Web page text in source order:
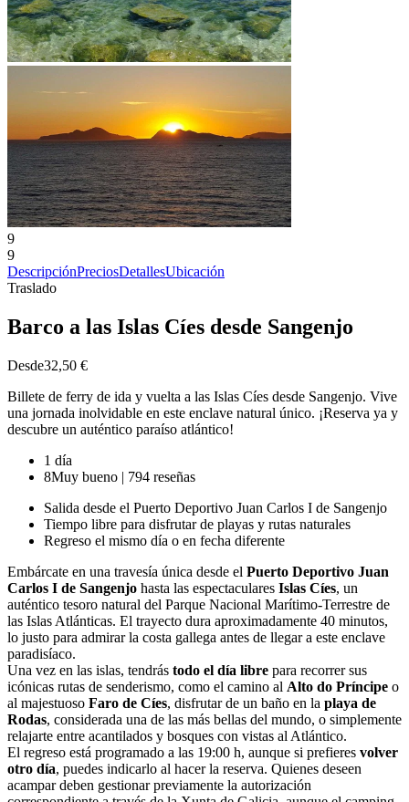
9
9
DescripciónPreciosDetallesUbicación
Traslado
Barco a las Islas Cíes desde Sangenjo
Desde32,50 €
Billete de ferry de ida y vuelta a las Islas Cíes desde Sangenjo. Vive
una jornada inolvidable en este enclave natural único. ¡Reserva ya y
descubre un auténtico paraíso atlántico!
1 día
8Muy bueno | 794 reseñas
Salida desde el Puerto Deportivo Juan Carlos I de Sangenjo
Tiempo libre para disfrutar de playas y rutas naturales
Regreso el mismo día o en fecha diferente
Embárcate en una travesía única desde el Puerto Deportivo Juan
Carlos I de Sangenjo hasta las espectaculares Islas Cíes, un
auténtico tesoro natural del Parque Nacional Marítimo-Terrestre de
las Islas Atlánticas. El trayecto dura aproximadamente 40 minutos,
lo justo para admirar la costa gallega antes de llegar a este enclave
paradisíaco.
Una vez en las islas, tendrás todo el día libre para recorrer sus
icónicas rutas de senderismo, como el camino al Alto do Príncipe o
al majestuoso Faro de Cíes, disfrutar de un baño en la playa de
Rodas, considerada una de las más bellas del mundo, o simplemente
relajarte entre acantilados y bosques con vistas al Atlántico.
El regreso está programado a las 19:00 h, aunque si prefieres volver
otro día, puedes indicarlo al hacer la reserva. Quienes deseen
acampar deben gestionar previamente la autorización